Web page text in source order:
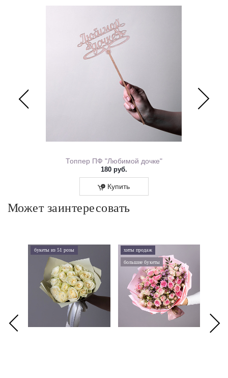
Топпер ПФ "Любимой дочке"
180 руб.
Купить
Может заинтересовать
букеты из 51 розы хиты продаж
большие букеты